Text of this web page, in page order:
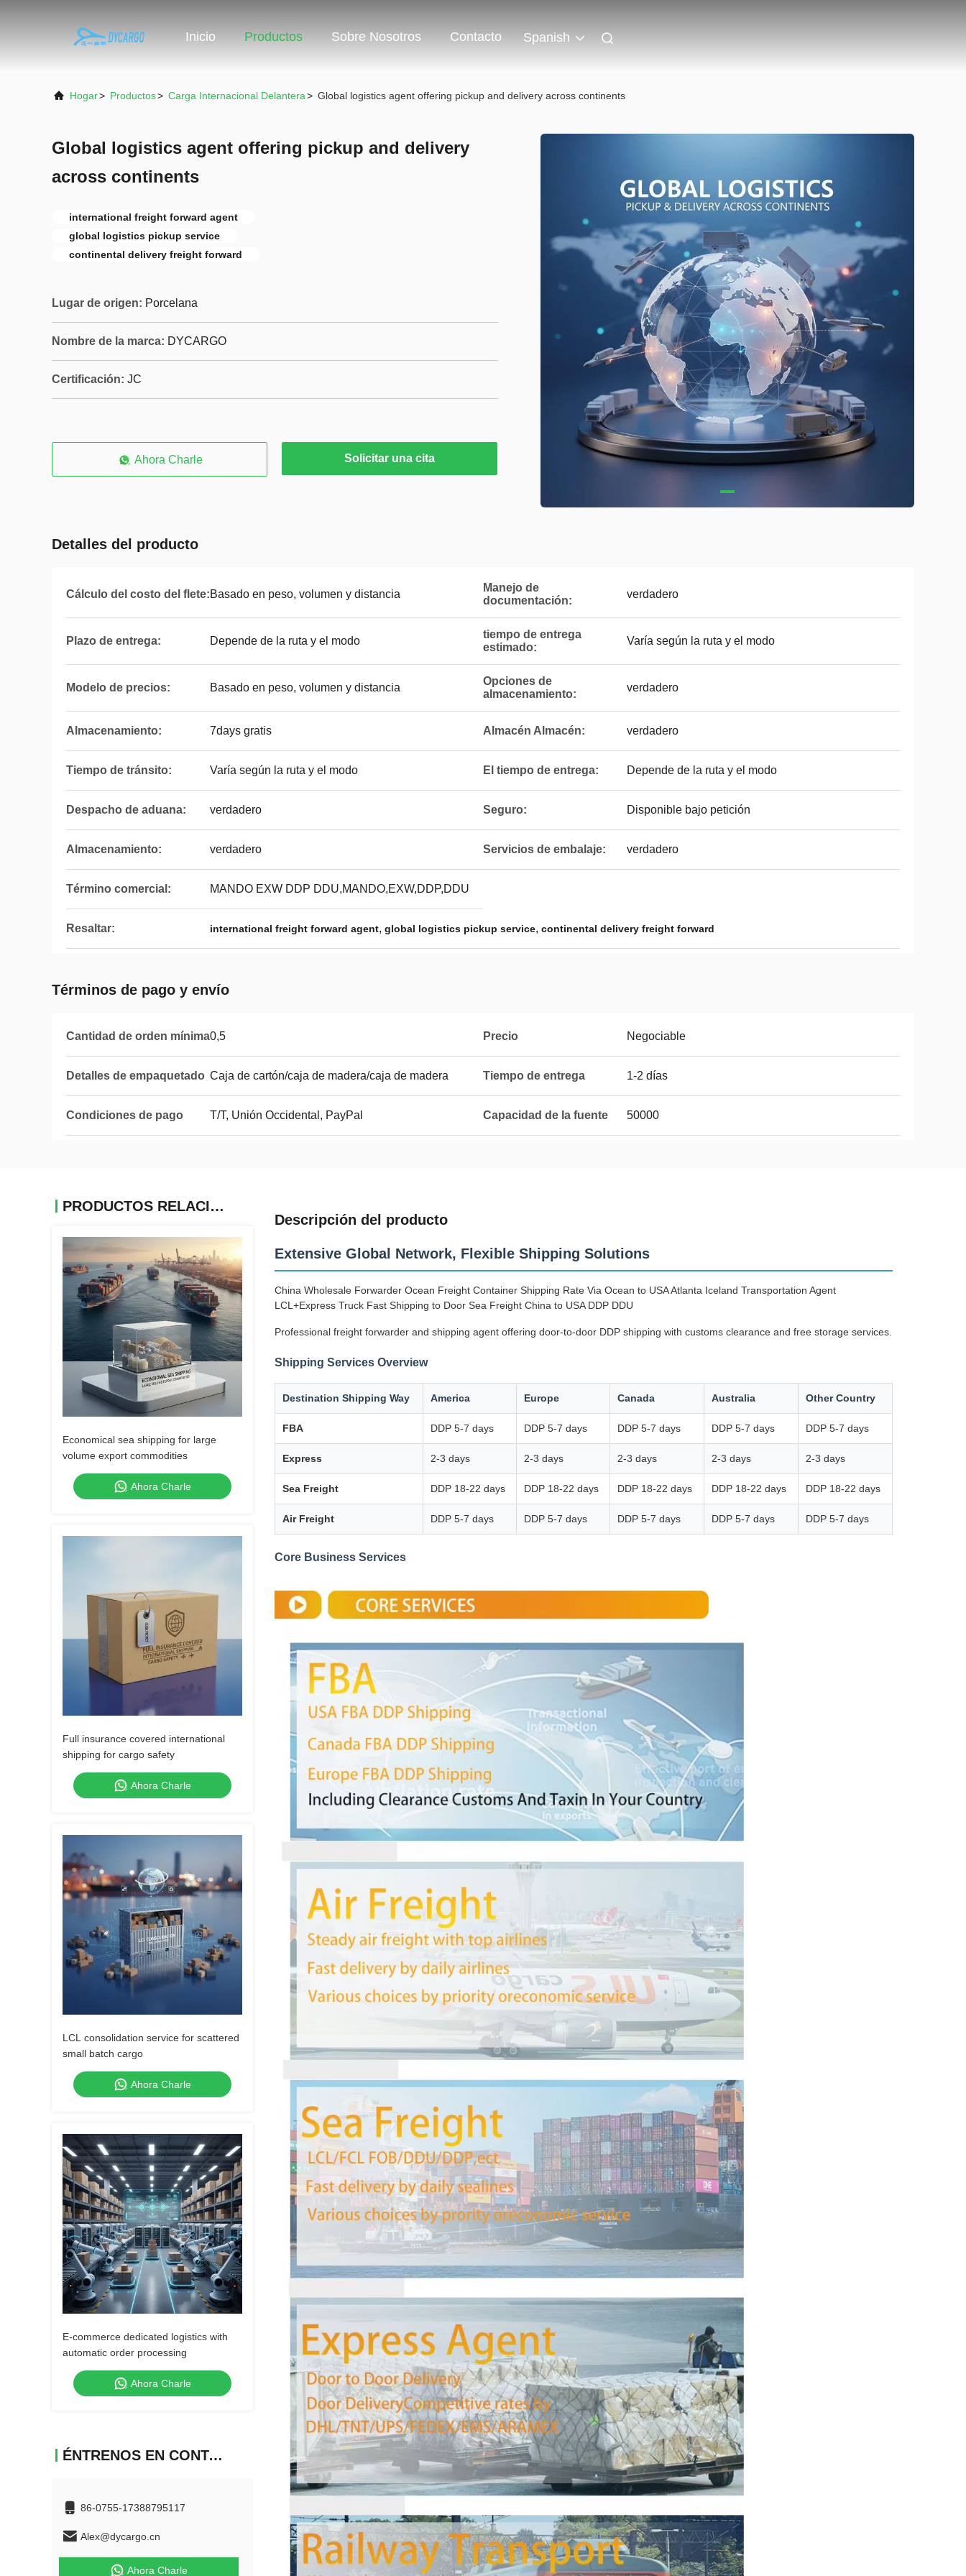
Inicio Productos Sobre Nosotros Contacto Spanish
Hogar> Productos> Carga Internacional Delantera> Global logistics agent offering pickup and delivery across continents
Global logistics agent offering pickup and delivery
across continents
international freight forward agent
global logistics pickup service
continental delivery freight forward
Lugar de origen: Porcelana
Nombre de la marca: DYCARGO
Certificación: JC
Ahora Charle Solicitar una cita
Detalles del producto
Cálculo del costo del flete:Basado en peso, volumen y distancia
Manejo de
documentación:
verdadero
Plazo de entrega: Depende de la ruta y el modo
tiempo de entrega
estimado:
Varía según la ruta y el modo
Modelo de precios: Basado en peso, volumen y distancia
Opciones de
almacenamiento:
verdadero
Almacenamiento: 7days gratis Almacén Almacén: verdadero
Tiempo de tránsito: Varía según la ruta y el modo El tiempo de entrega: Depende de la ruta y el modo
Despacho de aduana: verdadero Seguro: Disponible bajo petición
Almacenamiento: verdadero Servicios de embalaje: verdadero
Término comercial: MANDO EXW DDP DDU,MANDO,EXW,DDP,DDU
Resaltar: international freight forward agent, global logistics pickup service, continental delivery freight forward
Términos de pago y envío
Cantidad de orden mínima0,5 Precio Negociable
Detalles de empaquetado Caja de cartón/caja de madera/caja de madera Tiempo de entrega 1-2 días
Condiciones de pago T/T, Unión Occidental, PayPal Capacidad de la fuente 50000
PRODUCTOS RELACIONADOS
Economical sea shipping for large
volume export commodities
Ahora Charle
Full insurance covered international
shipping for cargo safety
Ahora Charle
LCL consolidation service for scattered
small batch cargo
Ahora Charle
E-commerce dedicated logistics with
automatic order processing
Ahora Charle
ÉNTRENOS EN CONTACTO CON
86-0755-17388795117
Alex@dycargo.cn
Ahora Charle
Descripción del producto
Extensive Global Network, Flexible Shipping Solutions
China Wholesale Forwarder Ocean Freight Container Shipping Rate Via Ocean to USA Atlanta Iceland Transportation Agent
LCL+Express Truck Fast Shipping to Door Sea Freight China to USA DDP DDU
Professional freight forwarder and shipping agent offering door-to-door DDP shipping with customs clearance and free storage services.
Shipping Services Overview
Destination Shipping Way America Europe Canada Australia Other Country
FBA DDP 5-7 days DDP 5-7 days DDP 5-7 days DDP 5-7 days DDP 5-7 days
Express 2-3 days 2-3 days 2-3 days 2-3 days 2-3 days
Sea Freight DDP 18-22 days DDP 18-22 days DDP 18-22 days DDP 18-22 days DDP 18-22 days
Air Freight DDP 5-7 days DDP 5-7 days DDP 5-7 days DDP 5-7 days DDP 5-7 days
Core Business Services